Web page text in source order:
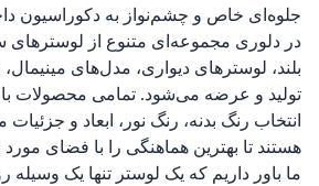
جلوه‌ای خاص و چشم‌نواز به دکوراسیون
در دلوری مجموعه‌ای متنوع از لوسترهای
بلند، لوسترهای دیواری، مدل‌های
تولید و عرضه می‌شود. تمامی محصولات با
انتخاب رنگ بدنه، رنگ نور، ابعاد و
هستند تا بهترین هماهنگی را با فضای
ما باور داریم که یک لوستر تنها یک وسیله